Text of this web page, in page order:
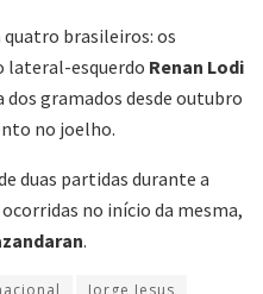
brasileiros: os
lateral-esquerdo Renan Lodi
dos gramados desde outubro
no joelho.
duas partidas durante a
no início da mesma,
.